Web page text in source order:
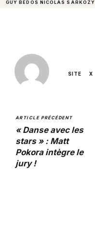
GUY BEDOS NICOLAS SARKOZY
SITE X
ARTICLE PRÉCÉDENT
« Danse avec les
stars » : Matt
Pokora intègre le
jury !